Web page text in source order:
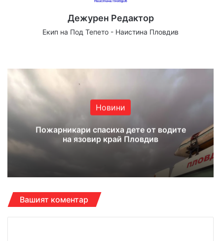
Дежурен Редактор
Екип на Под Тепето - Наистина Пловдив
Новини
Пожарникари спасиха дете от водите
на язовир край Пловдив
Вашият коментар